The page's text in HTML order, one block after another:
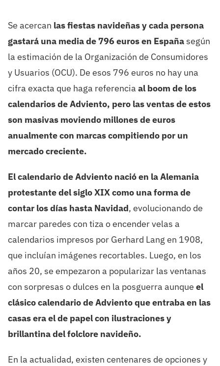
Se acercan las fiestas navideñas y cada persona
gastará una media de 796 euros en Españasegún
la estimación de la Organización de Consumidores
y Usuarios (OCU). De esos 796 euros no hay una
cifra exacta que haga referencia al boom de los
calendarios de Adviento, pero las ventas de estos
son masivas moviendo millones de euros
anualmente con marcas compitiendo por un
mercado creciente.
El calendario de Adviento nació en la Alemania
protestante del siglo XIX como una forma de
contar los días hasta Navidad, evolucionando de
marcar paredes con tiza o encender velas a
calendarios impresos por Gerhard Lang en 1908,
que incluían imágenes recortables. Luego, en los
años 20, se empezaron a popularizar las ventanas
con sorpresas o dulces en la posguerra aunque el
clásico calendario de Adviento que entraba en las
casas era el de papel con ilustraciones y
brillantina del folclore navideño.
En la actualidad, existen centenares de opciones y